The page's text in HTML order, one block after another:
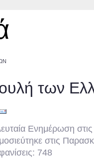
των
Ενημέρωση
στις
748